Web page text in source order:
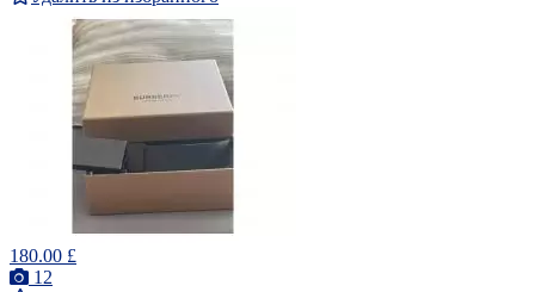
180.00 £
12